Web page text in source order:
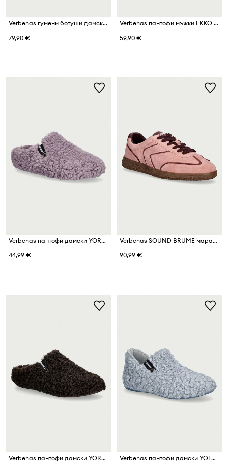
Verbenas гумени ботуши дамски LUA FUR SMOOTH
79,90 €
Verbenas пантофи мъжки EKKO PICOS PET TONE
59,90 €
Verbenas пантофи дамски YORK DAMARA
44,99 €
Verbenas SOUND BRUME маратонки дамски от велур
90,99 €
Verbenas пантофи дамски YORK CURLY
Verbenas пантофи дамски YOI CURLY